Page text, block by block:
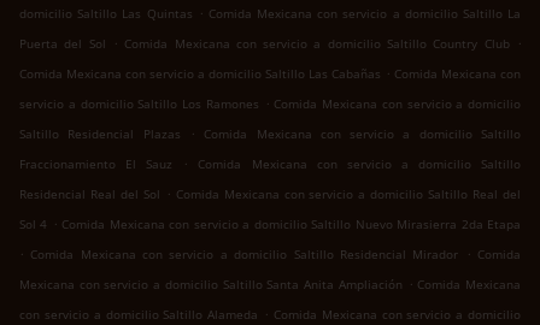
domicilio Saltillo Las Quintas . Comida Mexicana con servicio a domicilio Saltillo La
Puerta del Sol
. Comida Mexicana con servicio a domicilio Saltillo Country Club
.
Comida Mexicana con servicio a domicilio Saltillo Las Cabañas . Comida Mexicana con
servicio a domicilio Saltillo Los Ramones . Comida Mexicana con servicio a domicilio
Saltillo Residencial Plazas
.
Comida Mexicana con servicio a domicilio Saltillo
Fraccionamiento El Sauz
.
Comida Mexicana con servicio a domicilio Saltillo
Residencial Real del Sol . Comida Mexicana con servicio a domicilio Saltillo Real del
Sol 4 . Comida Mexicana con servicio a domicilio Saltillo Nuevo Mirasierra 2da Etapa
. Comida Mexicana con servicio a domicilio Saltillo Residencial Mirador . Comida
Mexicana con servicio a domicilio Saltillo Santa Anita Ampliación . Comida Mexicana
con servicio a domicilio Saltillo Alameda . Comida Mexicana con servicio a domicilio